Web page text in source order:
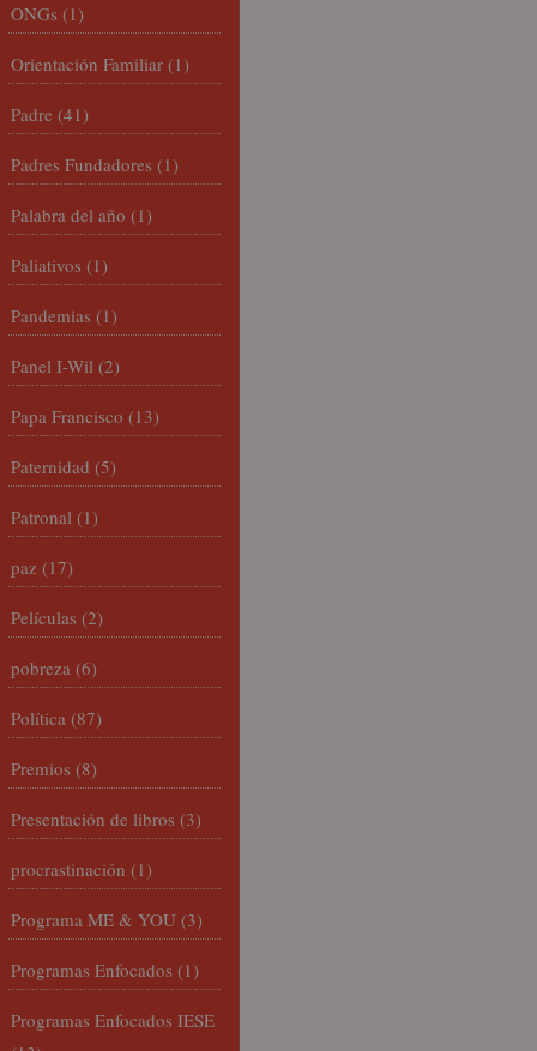
ONGs (1)
Orientación Familiar (1)
Padre (41)
Padres Fundadores (1)
Palabra del año (1)
Paliativos (1)
Pandemias (1)
Panel I-Wil (2)
Papa Francisco (13)
Paternidad (5)
Patronal (1)
paz (17)
Películas (2)
pobreza (6)
Política (87)
Premios (8)
Presentación de libros (3)
procrastinación (1)
Programa ME & YOU (3)
Programas Enfocados (1)
Programas Enfocados IESE